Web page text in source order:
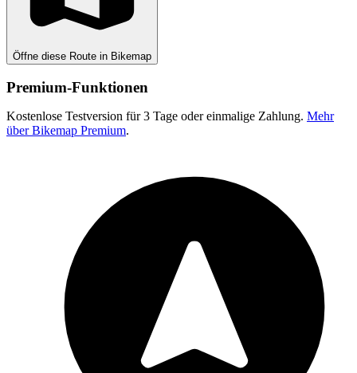
Öffne diese Route in Bikemap
Premium-Funktionen
Kostenlose Testversion für 3 Tage oder einmalige Zahlung. Mehr
über Bikemap Premium.